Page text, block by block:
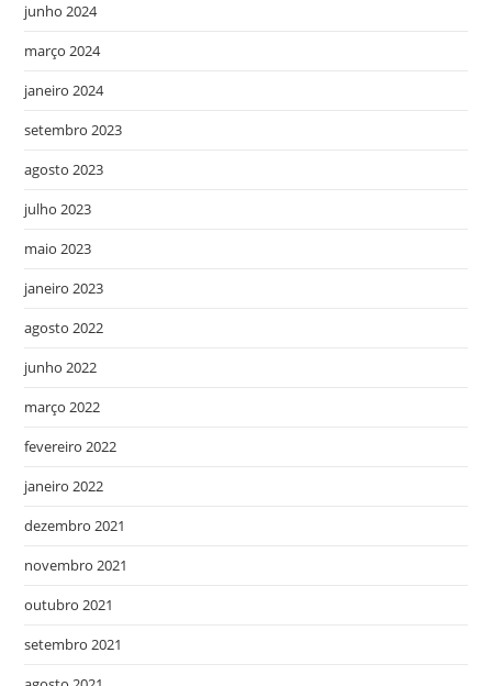
junho 2024
março 2024
janeiro 2024
setembro 2023
agosto 2023
julho 2023
maio 2023
janeiro 2023
agosto 2022
junho 2022
março 2022
fevereiro 2022
janeiro 2022
dezembro 2021
novembro 2021
outubro 2021
setembro 2021